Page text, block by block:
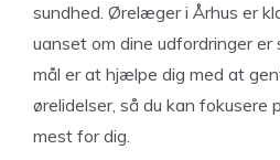
sundhed. Ørelæger i Århus er
uanset om dine udfordringer er
mål er at hjælpe dig med at
ørelidelser, så du kan fokusere
mest for dig.